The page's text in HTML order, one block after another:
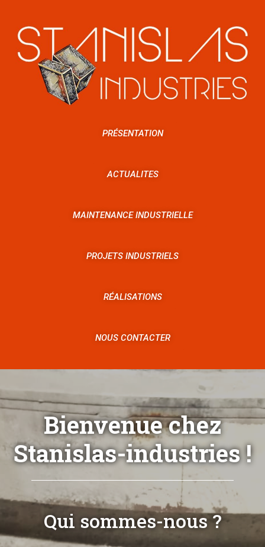
PRÉSENTATION
ACTUALITES
MAINTENANCE INDUSTRIELLE
PROJETS INDUSTRIELS
RÉALISATIONS
NOUS CONTACTER
Bienvenue chez
Stanislas-industries !
Qui sommes-nous ?